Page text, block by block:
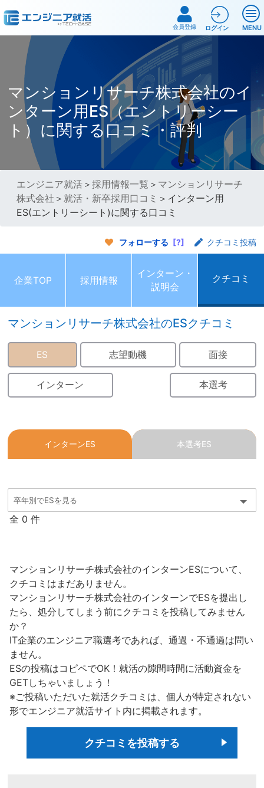
MENU
会員登録 ログイン
マンションリサーチ株式会社のイ
ンターン用ES（エントリーシー
ト）に関する口コミ・評判
エンジニア就活 ＞採用情報一覧 ＞ マンションリサーチ
株式会社 ＞就活・新卒採用口コミ ＞インターン用
ES(エントリーシート)に関する口コミ
フォローする [?] クチコミ投稿
企業TOP 採用情報
インターン・
説明会
クチコミ
マンションリサーチ株式会社のESクチコミ
ES 志望動機 面接
インターン 本選考
インターンES 本選考ES
全 0 件
マンションリサーチ株式会社のインターンESについて、
クチコミはまだありません。
マンションリサーチ株式会社のインターンでESを提出し
たら、処分してしまう前にクチコミを投稿してみません
か？
IT企業のエンジニア職選考であれば、通過・不通過は問い
ません。
ESの投稿はコピペでOK！就活の隙間時間に活動資金を
GETしちゃいましょう！
※ご投稿いただいた就活クチコミは、個人が特定されない
形でエンジニア就活サイト内に掲載されます。
クチコミを投稿する